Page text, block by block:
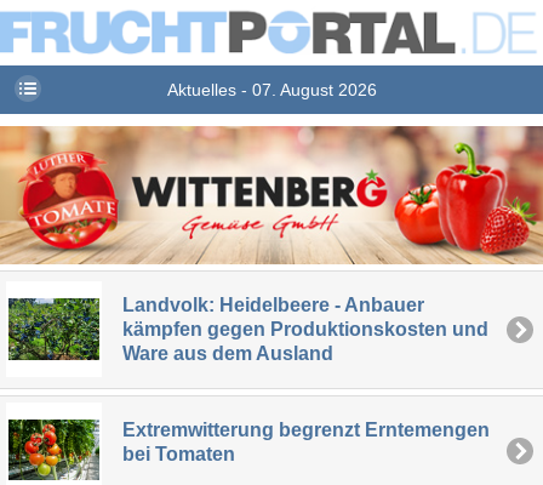
Aktuelles - 07. August 2026
Landvolk: Heidelbeere - Anbauer
kämpfen gegen Produktionskosten und
Ware aus dem Ausland
Extremwitterung begrenzt Erntemengen
bei Tomaten